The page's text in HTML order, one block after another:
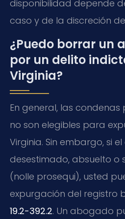
disponibilidad depende
caso y de la discreción
¿Puedo borrar un
por un delito
Virginia?
En general, las
no son elegibles para
Virginia. Sin embargo, si
desestimado, absuelto o
(nolle prosequi), usted
expurgación del registro
19.2-392.2. Un abogado